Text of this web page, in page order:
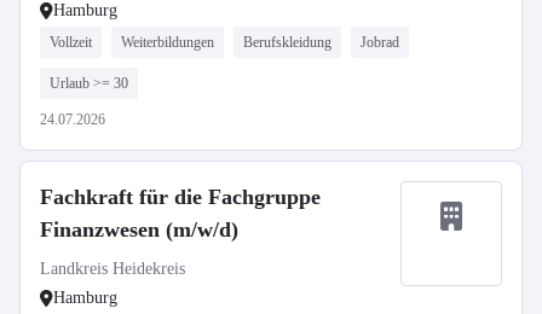
Hamburg
Vollzeit Weiterbildungen Berufskleidung Jobrad
Urlaub >= 30
24.07.2026
Fachkraft für die Fachgruppe
Finanzwesen (m/w/d)
Landkreis Heidekreis
Hamburg